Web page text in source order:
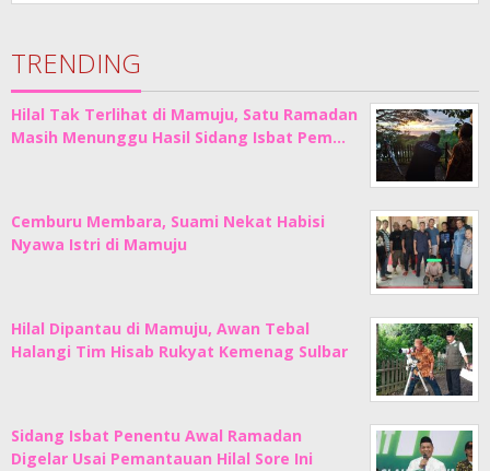
TRENDING
Hilal Tak Terlihat di Mamuju, Satu Ramadan
Masih Menunggu Hasil Sidang Isbat Pem…
Cemburu Membara, Suami Nekat Habisi
Nyawa Istri di Mamuju
Hilal Dipantau di Mamuju, Awan Tebal
Halangi Tim Hisab Rukyat Kemenag Sulbar
Sidang Isbat Penentu Awal Ramadan
Digelar Usai Pemantauan Hilal Sore Ini